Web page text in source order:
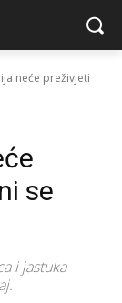
neće preživjeti
se
i jastuka